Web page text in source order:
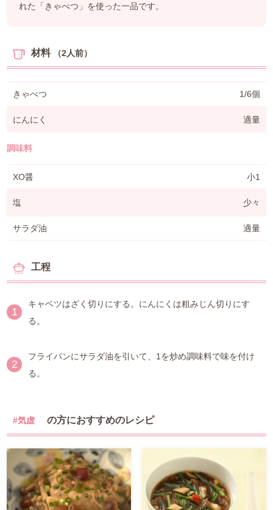
会社情報
薬膳を知る
和の薬膳レシピ
薬膳コラム(miyaka)
ブログ
オンラインショップ
れた「きゃべつ」を使った一品です。
材料 （2人前）
きゃべつ 1/6個
にんにく 適量
調味料
XO醤 小1
塩 少々
サラダ油 適量
工程
1
キャベツはざく切りにする。にんにくは粗みじん切りにす
る。
2
フライパンにサラダ油を引いて、1を炒め調味料で味を付け
る。
#気虚 の方におすすめのレシピ